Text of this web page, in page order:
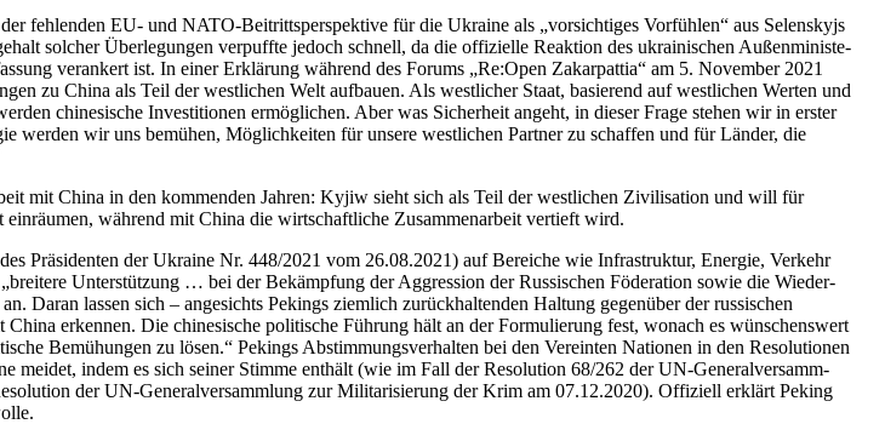
feh­len­den EU- und NATO-Bei­tritts­per­spek­tive für die Ukraine als „vor­sich­ti­ges Vor­füh­len“ aus Selen­skyjs
solcher Über­le­gun­gen ver­puffte jedoch schnell, da die offi­zi­elle Reak­tion des ukrai­ni­schen Außen­mi­nis­te­
ver­an­kert ist. In einer Erklä­rung während des Forums „Re:Open Zakar­pat­tia“ am 5. Novem­ber 2021
zu China als Teil der west­li­chen Welt auf­bauen. Als west­li­cher Staat, basie­rend auf west­li­chen Werten und
chi­ne­si­sche Inves­ti­tio­nen ermög­li­chen. Aber was Sicher­heit angeht, in dieser Frage stehen wir in erster
werden wir uns bemühen, Mög­lich­kei­ten für unsere west­li­chen Partner zu schaf­fen und für Länder, die
mit China in den kom­men­den Jahren: Kyjiw sieht sich als Teil der west­li­chen Zivi­li­sa­tion und will für
während mit China die wirt­schaft­li­che Zusam­men­ar­beit ver­tieft wird.
Prä­si­den­ten der Ukraine Nr. 448/​2021 vom 26.08.2021) auf Berei­che wie Infra­struk­tur, Energie, Verkehr
Unter­stüt­zung … bei der Bekämp­fung der Aggres­sion der Rus­si­schen Föde­ra­tion sowie die Wie­der­
Daran lassen sich – ange­sichts Pekings ziem­lich zurück­hal­ten­den Haltung gegen­über der rus­si­schen
erken­nen. Die chi­ne­si­sche poli­ti­sche Führung hält an der For­mu­lie­rung fest, wonach es wün­schens­wert
Bemü­hun­gen zu lösen.“ Pekings Abstim­mungs­ver­hal­ten bei den Ver­ein­ten Natio­nen in den Reso­lu­tio­nen
meidet, indem es sich seiner Stimme enthält (wie im Fall der Reso­lu­tion 68/​262 der UN-Gene­ral­ver­samm­
der UN-Gene­ral­ver­samm­lung zur Mili­ta­ri­sie­rung der Krim am 07.12.2020). Offi­zi­ell erklärt Peking